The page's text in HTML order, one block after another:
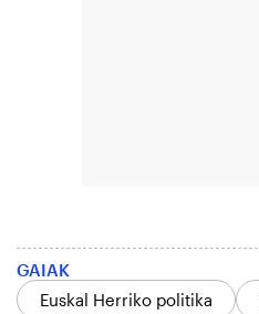
GAIAK
Euskal Herriko politika